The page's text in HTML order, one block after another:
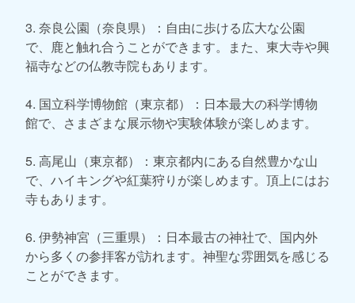
3. 奈良公園（奈良県）：自由に歩ける広大な公園
で、鹿と触れ合うことができます。また、東大寺や興
福寺などの仏教寺院もあります。
4. 国立科学博物館（東京都）：日本最大の科学博物
館で、さまざまな展示物や実験体験が楽しめます。
5. 高尾山（東京都）：東京都内にある自然豊かな山
で、ハイキングや紅葉狩りが楽しめます。頂上にはお
寺もあります。
6. 伊勢神宮（三重県）：日本最古の神社で、国内外
から多くの参拝客が訪れます。神聖な雰囲気を感じる
ことができます。